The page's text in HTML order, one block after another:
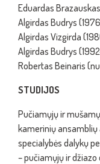
Eduardas
Algirdas Budrys
Algirdas Vizgirda
Algirdas Budrys
Robertas Beinaris
STUDIJOS
Pučiamųjų ir
kamerinių
specialybės dalykų
– pučiamųjų ir